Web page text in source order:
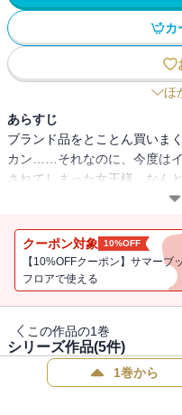
カ
ほ
あらすじ
ブランド品をとことん買いま
カン……それなのに、今度は
されてしまった女王様。なん
んでホストクラブで放蕩三昧
クから、しわとりボトックス
公開で大反響。でも、でも、
買えるのか！？
クーポン対象 10%OFF
【10%OFFクーポン】サマーブ
フロアで使える
この作品の1巻
シリーズ作品(5件)
1巻から